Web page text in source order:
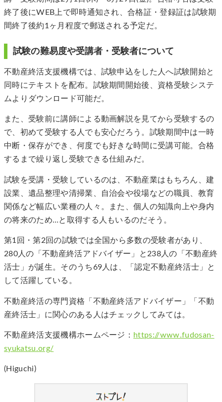
終了後にWEB上で即時通知され、合格証・登録証は試験期
間終了後約1ヶ月程度で郵送される予定だ。
試験の難易度や受講者・受験者について
不動産終活支援機構では、試験申込をした人へ試験開始と
同時にテキストを配布。試験期間開始後、資格受験システ
ムよりダウンロード可能だ。
また、受験前に講師による動画解説を見てから受験するの
で、初めて受験する人でも安心だろう。試験期間中は一時
中断・保存ができ、何度でも好きな時間に受講可能。合格
するまで繰り返し受験できる仕組みだ。
試験を受講・受験しているのは、不動産業はもちろん、建
設業、遺品整理や清掃業、自治会や役場などの職員、教育
関係など幅広い業種の人々。また、個人の知識向上や身内
の将来のため…と取得する人もいるのだそう。
第1回・第2回の試験では全国から多数の受験者があり、
280人の「不動産終活アドバイザー」と238人の「不動産終
活士」が誕生。そのうち69人は、「認定不動産終活士」と
して活躍している。
不動産終活の専門資格「不動産終活アドバイザー」「不動
産終活士」に関心のある人はチェックしてみては。
不動産終活支援機構ホームページ： https://www.fudosan-
syukatsu.org/
(Higuchi)